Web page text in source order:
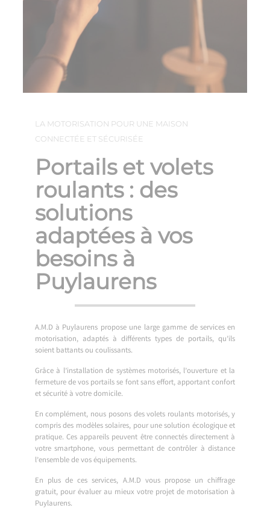
LA MOTORISATION POUR UNE MAISON
CONNECTÉE ET SÉCURISÉE
Portails et volets
roulants : des
solutions
adaptées à vos
besoins à
Puylaurens
A.M.D à Puylaurens propose une large gamme de services en
motorisation, adaptés à différents types de portails, qu’ils
soient battants ou coulissants.
Grâce à l’installation de systèmes motorisés, l’ouverture et la
fermeture de vos portails se font sans effort, apportant confort
et sécurité à votre domicile.
En complément, nous posons des volets roulants motorisés, y
compris des modèles solaires, pour une solution écologique et
pratique. Ces appareils peuvent être connectés directement à
votre smartphone, vous permettant de contrôler à distance
l’ensemble de vos équipements.
En plus de ces services, A.M.D vous propose un chiffrage
gratuit, pour évaluer au mieux votre projet de motorisation à
Puylaurens.